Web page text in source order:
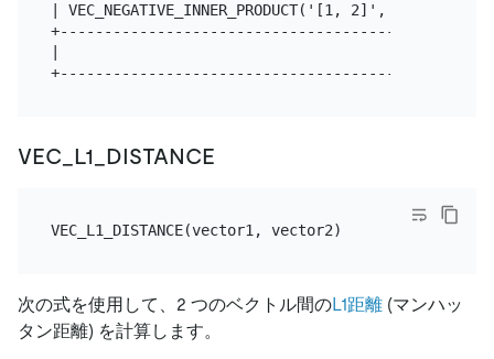
| VEC_NEGATIVE_INNER_PRODUCT('[1, 2]', '[3, 4]') |
+------------------------------------------------+
VEC_L1_DISTANCE
次の式を使用して、2 つのベクトル間のL1距離 (マンハッ
タン距離) を計算します。